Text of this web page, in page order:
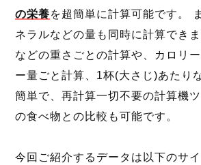
の栄養を超簡単に計算可能です。
ネラルなどの量も同時に計算でき
などの重さごとの計算や、カロリ
ー量ごと計算、1杯(大さじ)あたり
簡単で、再計算一切不要の計算機
の食べ物との比較も可能です。
今回ご紹介するデータは以下のサ